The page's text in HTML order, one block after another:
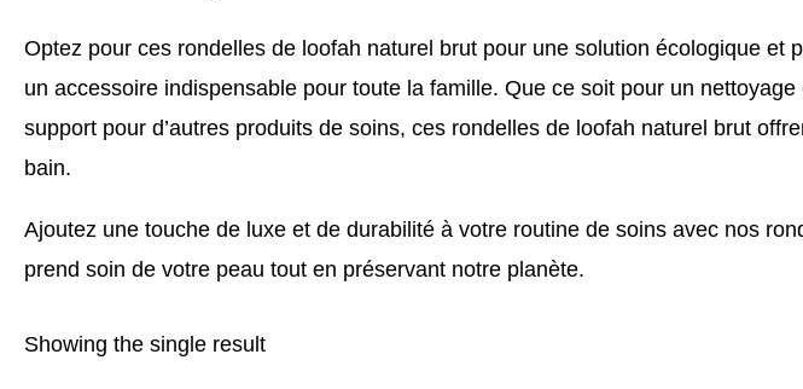
Optez pour ces rondelles de loofah naturel brut pour une solution écologique et
un accessoire indispensable pour toute la famille. Que ce soit pour un
support pour d’autres produits de soins, ces rondelles de loofah naturel brut
bain.
Ajoutez une touche de luxe et de durabilité à votre routine de soins avec nos
prend soin de votre peau tout en préservant notre planète.
Showing the single result